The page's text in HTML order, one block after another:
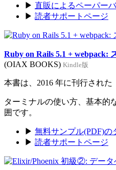
▶ 直販によるペーパー
▶ 読者サポートページ
Ruby on Rails 5.1 + webpack:
(OIAX BOOKS) Kindle版
本書は、2016 年に刊行された
ターミナルの使い方、基本的
囲です。
▶ 無料サンプル(PDF)の
▶ 読者サポートページ